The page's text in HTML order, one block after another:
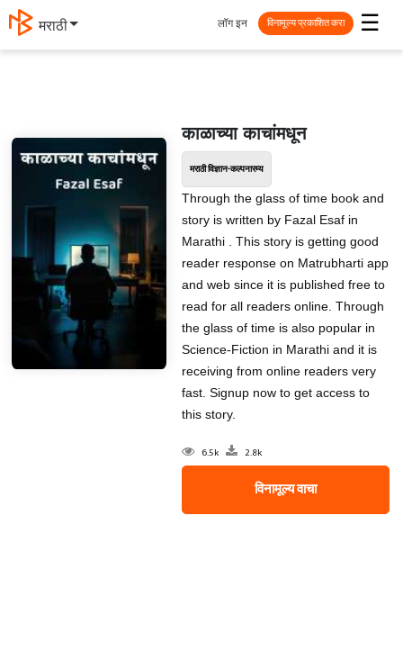
मराठी ☰
लॉग इन विनामूल्य प्रकाशित करा
काळाच्या काचांमधून
मराठी विज्ञान-कल्पनारम्य
Through the glass of time book and
story is written by Fazal Esaf in
Marathi . This story is getting good
reader response on Matrubharti app
and web since it is published free to
read for all readers online. Through
the glass of time is also popular in
Science-Fiction in Marathi and it is
receiving from online readers very
fast. Signup now to get access to
this story.
6.5k 2.8k
विनामूल्य वाचा